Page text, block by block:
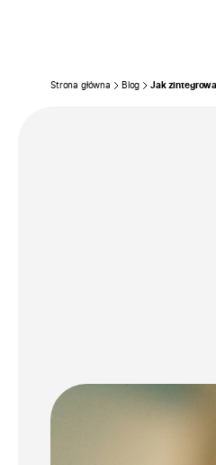
Strona główna Blog Jak